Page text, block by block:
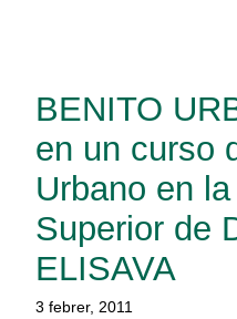
BENITO
en un curso
Urbano en
Superior de
ELISAVA
3 febrer, 2011